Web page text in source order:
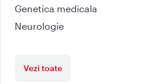
Genetica medicala
Neurologie
Vezi toate